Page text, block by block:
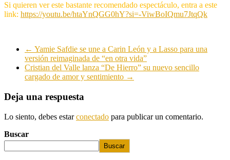
Si quieren ver este bastante recomendado espectáculo, entra a este
link: https://youtu.be/htaYnQGG0hY?si=-ViwBoIQmu7JtqQk
← Yamie Safdie se une a Carin León y a Lasso para una
versión reimaginada de “en otra vida”
Cristian del Valle lanza “De Hierro” su nuevo sencillo
cargado de amor y sentimiento →
Deja una respuesta
Lo siento, debes estarconectado para publicar un comentario.
Buscar
Buscar